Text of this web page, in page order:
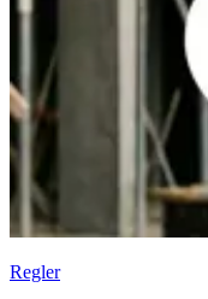
Regler